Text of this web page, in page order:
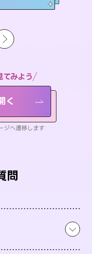
みよう
く
ジへ遷移します
問